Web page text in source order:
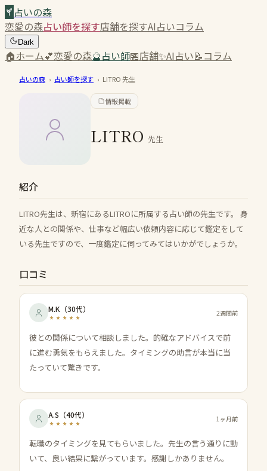
占いの森
恋愛の森占い師を探す店舗を探すAI占いコラム
Dark
🏠ホーム💕恋愛の森🔮占い師🏪店舗✨AI占い📝コラム
占いの森 › 占い師を探す › LITRO先生
情報掲載
LITRO 先生
紹介
LITRO先生は、新宿にあるLITROに所属する占い師の先生です。 身
近な人との関係や、仕事など幅広い依頼内容に応じて鑑定をして
いる先生ですので、一度鑑定に伺ってみてはいかがでしょうか。
口コミ
M.K （30代） 2週間前
彼との関係について相談しました。的確なアドバイスで前
に進む勇気をもらえました。タイミングの助言が本当に当
たっていて驚きです。
A.S （40代） 1ヶ月前
転職のタイミングを見てもらいました。先生の言う通りに動
いて、良い結果に繋がっています。感謝しかありません。